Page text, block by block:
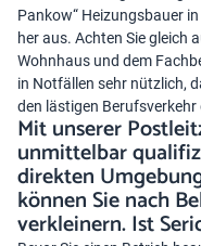
Pankow“ Heizungsbauer
her aus. Achten Sie gleich
Wohnhaus und dem
in Notfällen sehr nützlich,
den lästigen Berufsverkehr
Mit unserer
unmittelbar
direkten
können Sie nach
verkleinern. Ist